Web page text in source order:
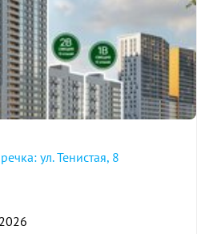
ул. Тенистая, 8
2026